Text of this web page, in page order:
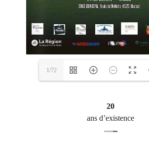
1/72
20
ans d’existence